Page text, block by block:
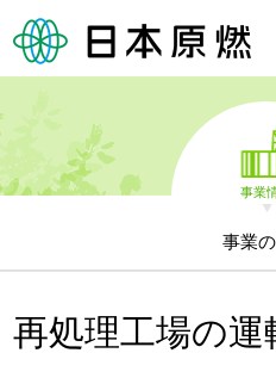
事業
事業
再処理工場の運